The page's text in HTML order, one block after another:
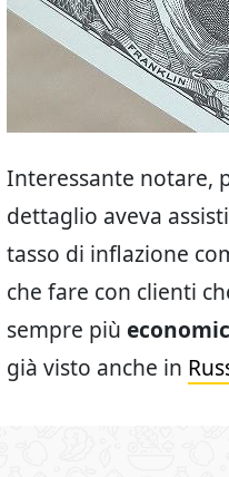
Interessante notare,
dettaglio aveva
tasso di inflazione
che fare con clienti
sempre più
già visto anche in